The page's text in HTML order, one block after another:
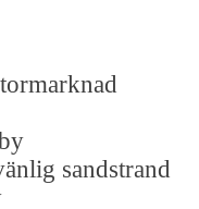
sandstrand